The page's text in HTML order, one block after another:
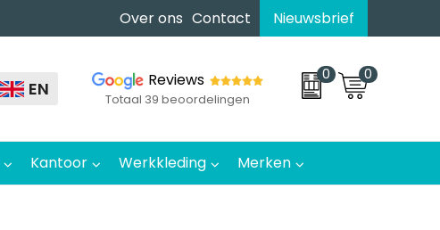
Over ons Contact Nieuwsbrief
EN Reviews
Totaal 39 beoordelingen
0 0
Kantoor Werkkleding Merken